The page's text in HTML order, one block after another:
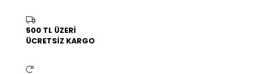
500 TL ÜZERİ
ÜCRETSİZ KARGO